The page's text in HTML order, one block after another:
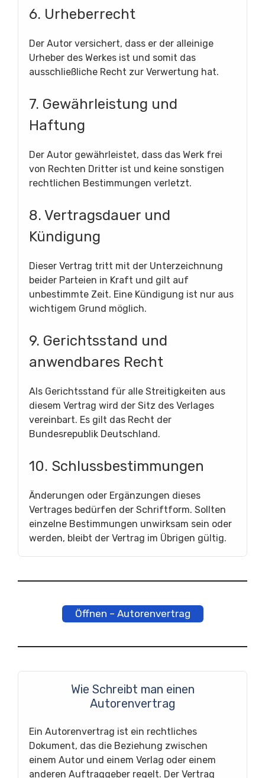
6. Urheberrecht
Der Autor versichert, dass er der alleinige
Urheber des Werkes ist und somit das
ausschließliche Recht zur Verwertung hat.
7. Gewährleistung und
Haftung
Der Autor gewährleistet, dass das Werk frei
von Rechten Dritter ist und keine sonstigen
rechtlichen Bestimmungen verletzt.
8. Vertragsdauer und
Kündigung
Dieser Vertrag tritt mit der Unterzeichnung
beider Parteien in Kraft und gilt auf
unbestimmte Zeit. Eine Kündigung ist nur aus
wichtigem Grund möglich.
9. Gerichtsstand und
anwendbares Recht
Als Gerichtsstand für alle Streitigkeiten aus
diesem Vertrag wird der Sitz des Verlages
vereinbart. Es gilt das Recht der
Bundesrepublik Deutschland.
10. Schlussbestimmungen
Änderungen oder Ergänzungen dieses
Vertrages bedürfen der Schriftform. Sollten
einzelne Bestimmungen unwirksam sein oder
werden, bleibt der Vertrag im Übrigen gültig.
Öffnen – Autorenvertrag
Wie Schreibt man einen
Autorenvertrag
Ein Autorenvertrag ist ein rechtliches
Dokument, das die Beziehung zwischen
einem Autor und einem Verlag oder einem
anderen Auftraggeber regelt. Der Vertrag